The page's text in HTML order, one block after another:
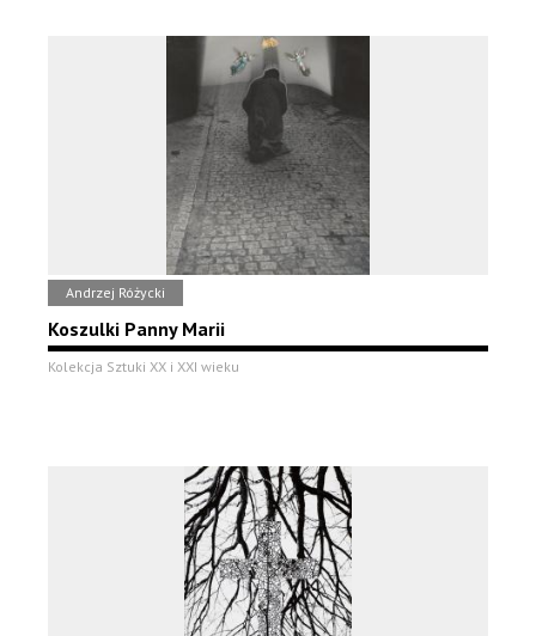
Andrzej Różycki
Koszulki Panny Marii
Kolekcja Sztuki XX i XXI wieku